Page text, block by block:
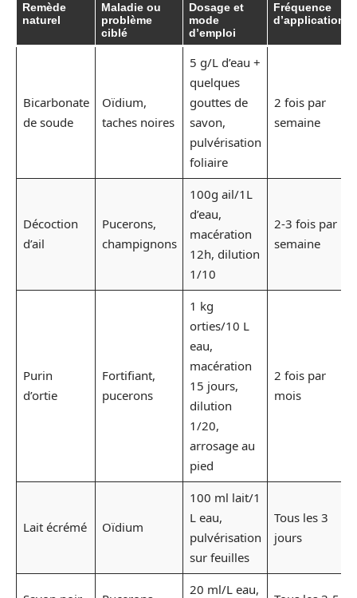
Remède
naturel
Maladie ou
problème
ciblé
Dosage et
mode
d’emploi
Fréquence
d’application
Bicarbonate
de soude
Oïdium,
taches noires
5 g/L d’eau +
quelques
gouttes de
savon,
pulvérisation
foliaire
2 fois par
semaine
Décoction
d’ail
Pucerons,
champignons
100g ail/1L
d’eau,
macération
12h, dilution
1/10
2-3 fois par
semaine
Purin
d’ortie
Fortifiant,
pucerons
1 kg
orties/10 L
eau,
macération
15 jours,
dilution
1/20,
arrosage au
pied
2 fois par
mois
Lait écrémé Oïdium
100 ml lait/1
L eau,
pulvérisation
sur feuilles
Tous les 3
jours
20 ml/L eau,